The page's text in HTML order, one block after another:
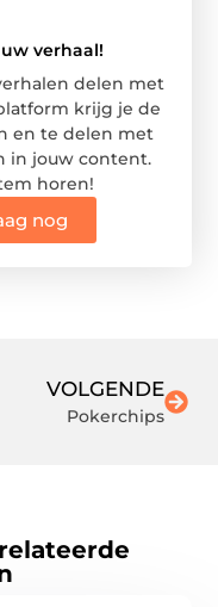
verhaal!
delen met
krijg je de
en te delen met
in jouw content.
horen!
nog
VOLGENDE
Pokerchips